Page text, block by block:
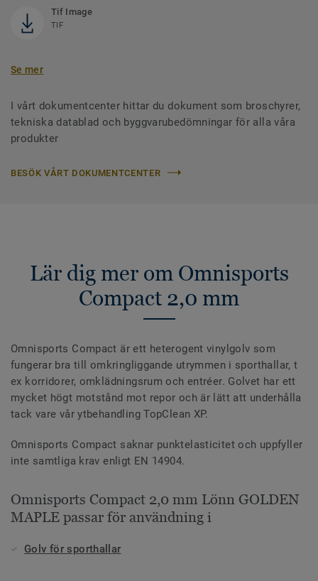
Tif Image
TIF
Se mer
I vårt dokumentcenter hittar du dokument som broschyrer,
tekniska datablad och byggvarubedömningar för alla våra
produkter
BESÖK VÅRT DOKUMENTCENTER
Lär dig mer om Omnisports
Compact 2,0 mm
Omnisports Compact är ett heterogent vinylgolv som
fungerar bra till omkringliggande utrymmen i sporthallar, t
ex korridorer, omklädningsrum och entréer. Golvet har ett
mycket högt motstånd mot repor och är lätt att underhålla
tack vare vår ytbehandling TopClean XP.
Omnisports Compact saknar punktelasticitet och uppfyller
inte samtliga krav enligt EN 14904.
Omnisports Compact 2,0 mm Lönn GOLDEN
MAPLE passar för användning i
Golv för sporthallar